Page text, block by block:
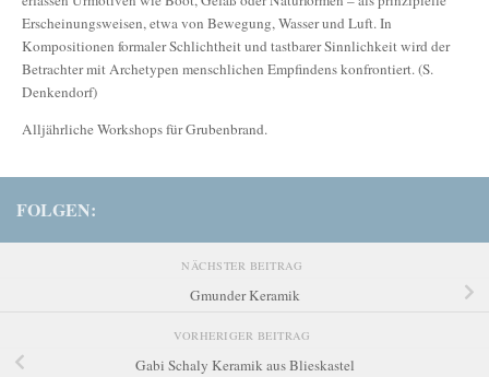
Erscheinungsweisen, etwa von Bewegung, Wasser und Luft. In
Kompositionen formaler Schlichtheit und tastbarer Sinnlichkeit wird der
Betrachter mit Archetypen menschlichen Empfindens konfrontiert. (S.
Denkendorf)
Alljährliche Workshops für Grubenbrand.
FOLGEN:
NÄCHSTER BEITRAG
Gmunder Keramik
VORHERIGER BEITRAG
Gabi Schaly Keramik aus Blieskastel